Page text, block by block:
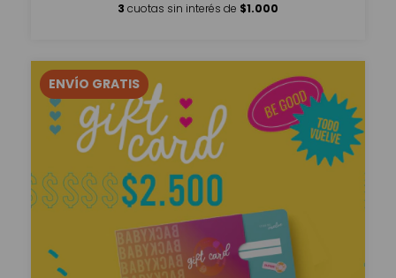
3 cuotas sin interés de $1.000
ENVÍO GRATIS